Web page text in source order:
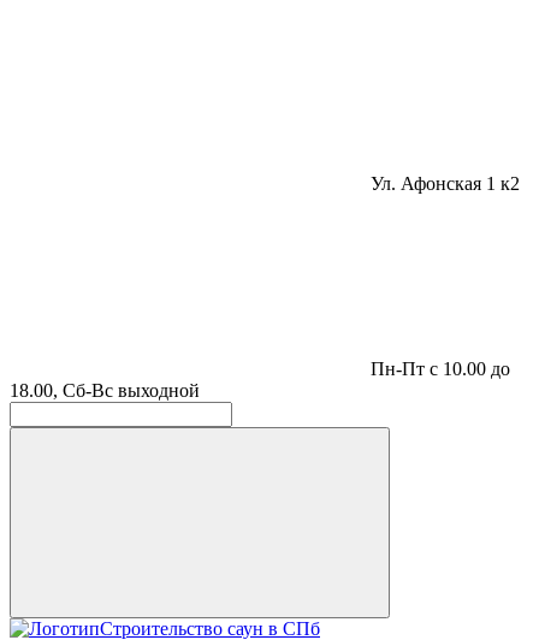
Ул. Афонская 1 к2
Пн-Пт с 10.00 до
18.00, Сб-Вс выходной
Строительство саун в СПб